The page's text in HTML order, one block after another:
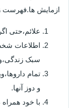
ازمایش ها.فهرست
علائم،حتی
اطلاعات
سبک
تمام
و دوز آنها.
با خود